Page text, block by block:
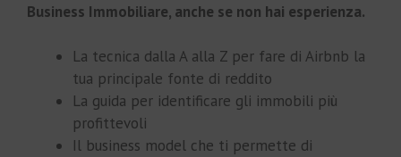
Business Immobiliare, anche se non hai esperienza.
La tecnica dalla A alla Z per fare di Airbnb la
tua principale fonte di reddito
La guida per identificare gli immobili più
profittevoli
Il business model che ti permette di